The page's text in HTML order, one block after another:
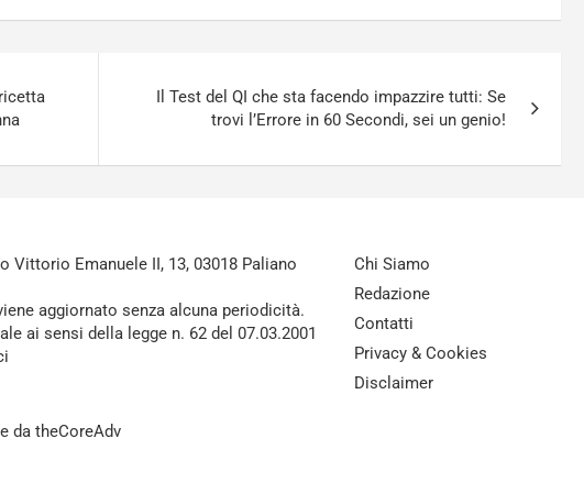
Il Test del QI che sta facendo impazzire tutti: Se
trovi l’Errore in 60 Secondi, sei un genio!
Vittorio Emanuele II, 13, 03018 Paliano
aggiornato senza alcuna periodicità.
ai sensi della legge n. 62 del 07.03.2001
da theCoreAdv
Chi Siamo
Redazione
Contatti
Privacy & Cookies
Disclaimer